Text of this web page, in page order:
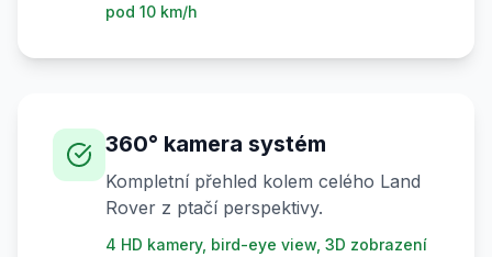
pod 10 km/h
360° kamera systém
Kompletní přehled kolem celého Land
Rover z ptačí perspektivy.
4 HD kamery, bird-eye view, 3D zobrazení